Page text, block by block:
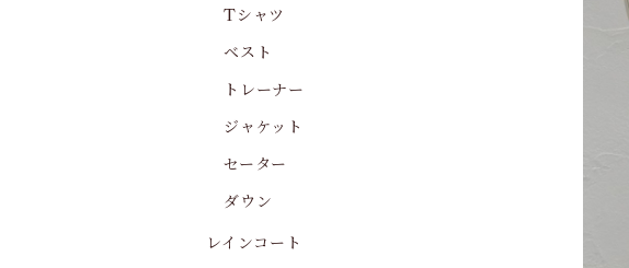
Tシャツ
ベスト
トレーナー
ジャケット
セーター
ダウン
レインコート